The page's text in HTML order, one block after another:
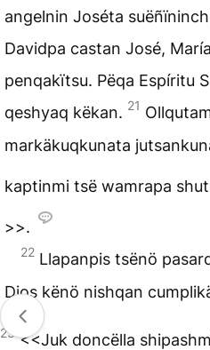
angelnin Joséta
Davidpa castan José,
penqakïtsu. Pëqa Espíritu
qeshyaq këkan. 21
markäkuqkunata
kaptinmi tsë wamrapa
>>.
22 Llapanpis tsënö
Dios kënö nishqan
23 <<Juk doncëlla